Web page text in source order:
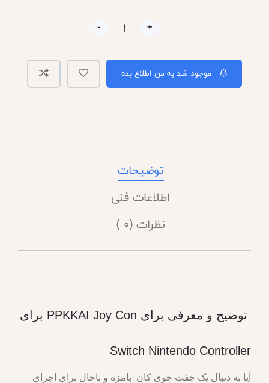
- +
موجود شد به من اطلاع بده
توضیحات
اطلاعات فنی
نظرات (0 )
توضیح و معرفی برای PPKKAI Joy Con برای
Switch Nintendo Controller
آیا به دنبال یک جفت جوی کان بامزه و باحال برای اجرای